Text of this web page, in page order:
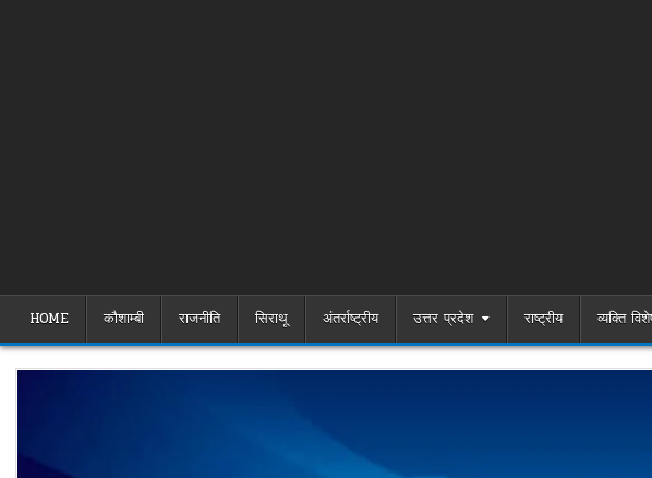
HOME कौशाम्बी राजनीति सिराथू अंतर्राष्ट्रीय उत्तर प्रदेश राष्ट्रीय व्यक्ति